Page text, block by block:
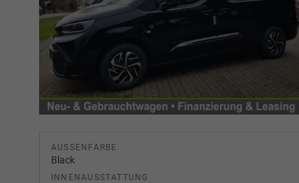
AUSSENFARBE
Black
INNENAUSSTATTUNG